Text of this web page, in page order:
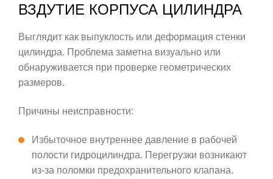
ВЗДУТИЕ КОРПУСА ЦИЛИНДРА
Выглядит как выпуклость или деформация стенки
цилиндра. Проблема заметна визуально или
обнаруживается при проверке геометрических
размеров.
Причины неисправности:
Избыточное внутреннее давление в рабочей
полости гидроцилиндра. Перегрузки возникают
из-за поломки предохранительного клапана.